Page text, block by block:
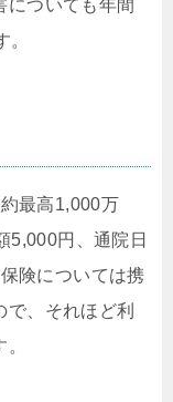
についても年間
最高1,000万
5,000円、通院日
険については携
、それほど利